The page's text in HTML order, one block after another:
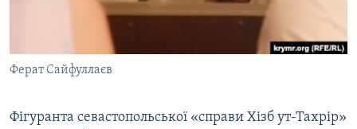
Ферат Сайфуллаєв
Фігуранта севастопольської «справи Хізб ут-Тахрір»